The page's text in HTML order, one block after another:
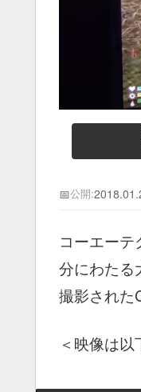
📅公開:
コーエー
分にわたる
撮影された
＜映像は以